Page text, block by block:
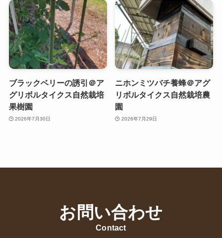
ブラックベリーの誘引＠ア
グリボルタイクス自然栽培
果樹園
2026年7月30日
ニホンミツバチ養蜂＠アグ
リボルタイクス自然栽培農
園
2026年7月29日
お問い合わせ
Contact